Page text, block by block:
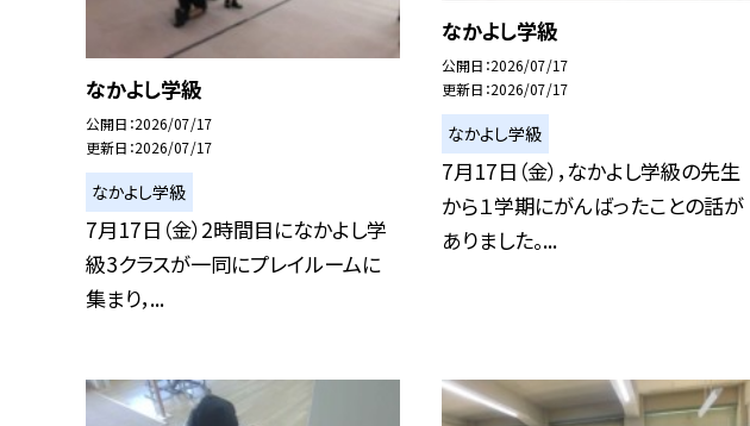
なかよし学級
公開日 2026/07/17
更新日 2026/07/17
なかよし学級
7月17日（金）2時間目になかよし学
級3クラスが一同にプレイルームに
集まり，...
なかよし学級
公開日 2026/07/17
更新日 2026/07/17
なかよし学級
7月17日（金），なかよし学級の先生
から１学期にがんばったことの話が
ありました。...